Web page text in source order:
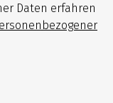
Daten erfahren